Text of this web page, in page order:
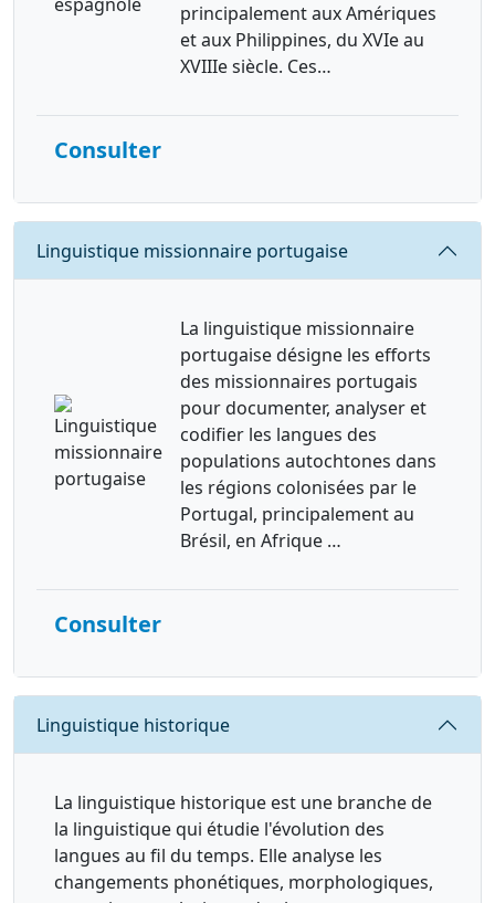
principalement aux Amériques
et aux Philippines, du XVIe au
XVIIIe siècle. Ces…
Consulter
Requête
Linguistique missionnaire portugaise
La linguistique missionnaire
portugaise désigne les efforts
des missionnaires portugais
pour documenter, analyser et
codifier les langues des
populations autochtones dans
les régions colonisées par le
Portugal, principalement au
Brésil, en Afrique …
Consulter
Requête
Linguistique historique
La linguistique historique est une branche de
la linguistique qui étudie l'évolution des
langues au fil du temps. Elle analyse les
changements phonétiques, morphologiques,